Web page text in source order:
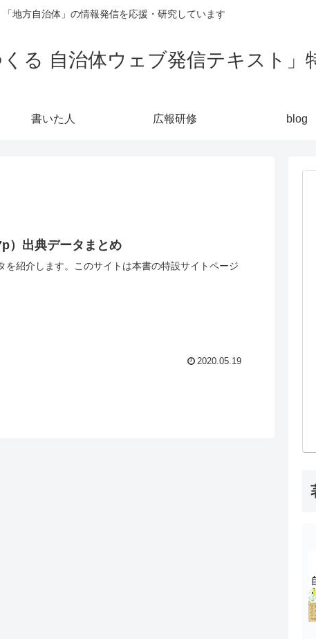
「地方自治体」の情報発信を応援・研究しています
くる 自治体ウェブ発信テキスト」
書いた人 広報研修 blog
）出典データまとめ
を紹介します。このサイトは本書の特設サイトページ
2020.05.19